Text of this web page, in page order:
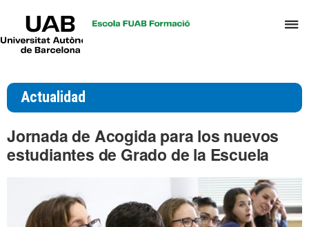
y
Universitat
Actualidad
Jornada de Acogida para los nuevos
estudiantes de Grado de la Escuela